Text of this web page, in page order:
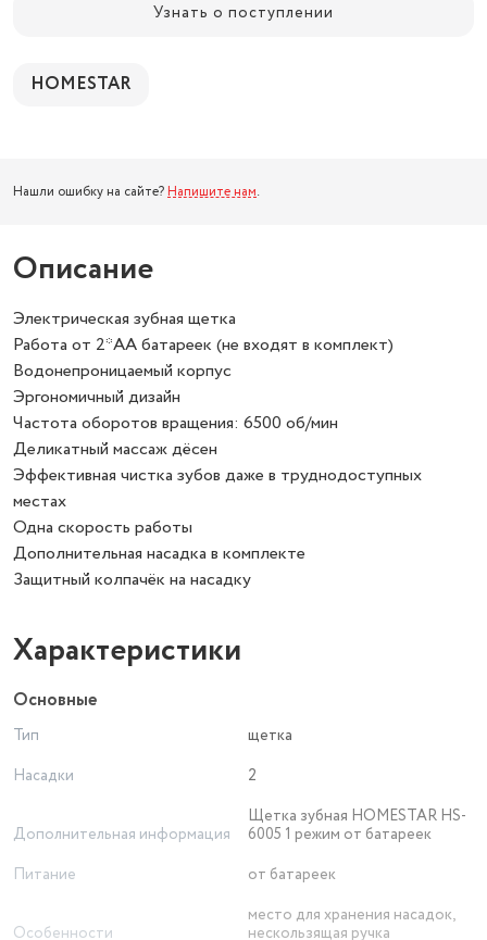
Узнать о поступлении
HOMESTAR
Нашли ошибку на сайте? Напишите нам.
Описание
Электрическая зубная щетка
Работа от 2*AA батареек (не входят в комплект)
Водонепроницаемый корпус
Эргономичный дизайн
Частота оборотов вращения: 6500 об/мин
Деликатный массаж дёсен
Эффективная чистка зубов даже в труднодоступных
местах
Одна скорость работы
Дополнительная насадка в комплекте
Защитный колпачёк на насадку
Характеристики
Основные
Тип
щетка
Насадки
2
Дополнительная информация
Щетка зубная HOMESTAR HS-
6005 1 режим от батареек
Питание
от батареек
Особенности
место для хранения насадок,
нескользящая ручка